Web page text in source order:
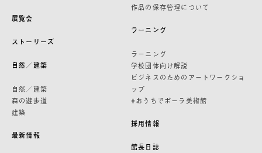
展覧会
ストーリーズ
自然／建築
自然／建築
森の遊歩道
建築
最新情報
作品の保存管理について
ラーニング
ラーニング
学校団体向け解説
ビジネスのためのアートワークショ
ップ
#おうちでポーラ美術館
採用情報
館長日誌